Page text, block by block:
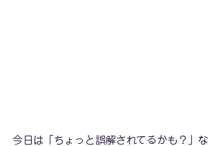
今日は「ちょっと誤解されてるかも？」な